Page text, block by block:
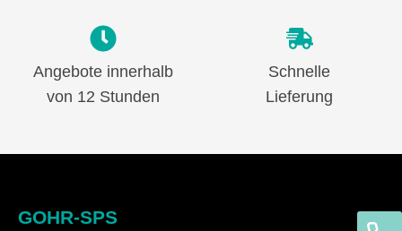
Angebote innerhalb
von 12 Stunden
Schnelle
Lieferung
GOHR-SPS